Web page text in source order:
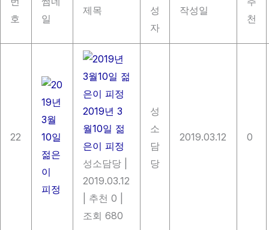
호
일
제목
성
자
작성일
천
22
2019년 3
월10일 젊
은이 피정
성소담당
2019.03.12
추천 0
조회 680
성
소
담
당
2019.03.12 0